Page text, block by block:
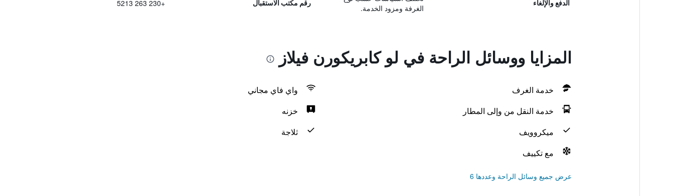
الدفع والإلغاء
الغرفة ومزود الخدمة.
رقم مكتب الاستقبال +230 263 5213
المزايا ووسائل الراحة في لو كابريكورن فيلاز
خدمة الغرف
واي فاي مجاني
خدمة النقل من وإلى المطار
خزنه
ميكروويف
ثلاجة
مع تكييف
عرض جميع وسائل الراحة وعددها 6